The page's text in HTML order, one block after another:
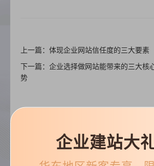
上一篇：体现企业网站信任度的三大要素
下一篇：企业选择做网站能带来的三大核
势
企业建站大